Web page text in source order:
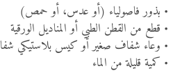
• بذور فاصولياء (أو عدس، أو حمص)
• قطع من القطن الطبي أو المناديل الورقية
• وعاء شفاف صغير أو كيس بلاستيكي
• كمية قليلة من الماء